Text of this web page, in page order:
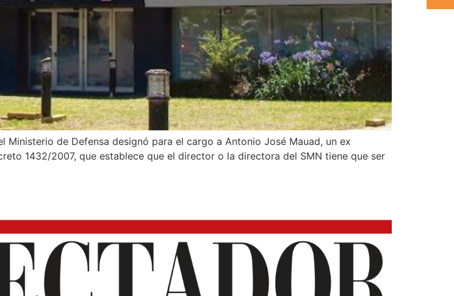
de Defensa designó para el cargo a Antonio José Mauad, un ex
1432/2007, que establece que el director o la directora del SMN tiene que ser